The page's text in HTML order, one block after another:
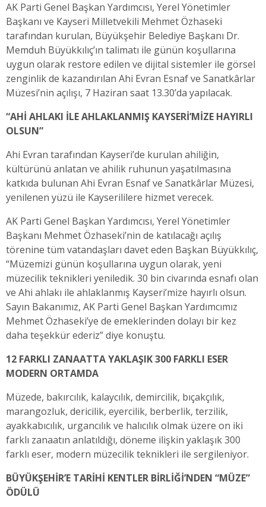
AK Parti Genel Başkan Yardımcısı, Yerel Yönetimler
Başkanı ve Kayseri Milletvekili Mehmet Özhaseki
tarafından kurulan, Büyükşehir Belediye Başkanı Dr.
Memduh Büyükkılıç’ın talimatı ile günün koşullarına
uygun olarak restore edilen ve dijital sistemler ile görsel
zenginlik de kazandırılan Ahi Evran Esnaf ve Sanatkârlar
Müzesi’nin açılışı, 7 Haziran saat 13.30’da yapılacak.
“AHİ AHLAKI İLE AHLAKLANMIŞ KAYSERİ’MİZE HAYIRLI
OLSUN”
Ahi Evran tarafından Kayseri’de kurulan ahiliğin,
kültürünü anlatan ve ahilik ruhunun yaşatılmasına
katkıda bulunan Ahi Evran Esnaf ve Sanatkârlar Müzesi,
yenilenen yüzü ile Kayserililere hizmet verecek.
AK Parti Genel Başkan Yardımcısı, Yerel Yönetimler
Başkanı Mehmet Özhaseki’nin de katılacağı açılış
törenine tüm vatandaşları davet eden Başkan Büyükkılıç,
“Müzemizi günün koşullarına uygun olarak, yeni
müzecilik teknikleri yeniledik. 30 bin civarında esnafı olan
ve Ahi ahlakı ile ahlaklanmış Kayseri’mize hayırlı olsun.
Sayın Bakanımız, AK Parti Genel Başkan Yardımcımız
Mehmet Özhaseki’ye de emeklerinden dolayı bir kez
daha teşekkür ederiz” diye konuştu.
12 FARKLI ZANAATTA YAKLAŞIK 300 FARKLI ESER
MODERN ORTAMDA
Müzede, bakırcılık, kalaycılık, demircilik, bıçakçılık,
marangozluk, dericilik, eyercilik, berberlik, terzilik,
ayakkabıcılık, urgancılık ve halıcılık olmak üzere on iki
farklı zanaatın anlatıldığı, döneme ilişkin yaklaşık 300
farklı eser, modern müzecilik teknikleri ile sergileniyor.
BÜYÜKŞEHİR’E TARİHİ KENTLER BİRLİĞİ’NDEN “MÜZE”
ÖDÜLÜ